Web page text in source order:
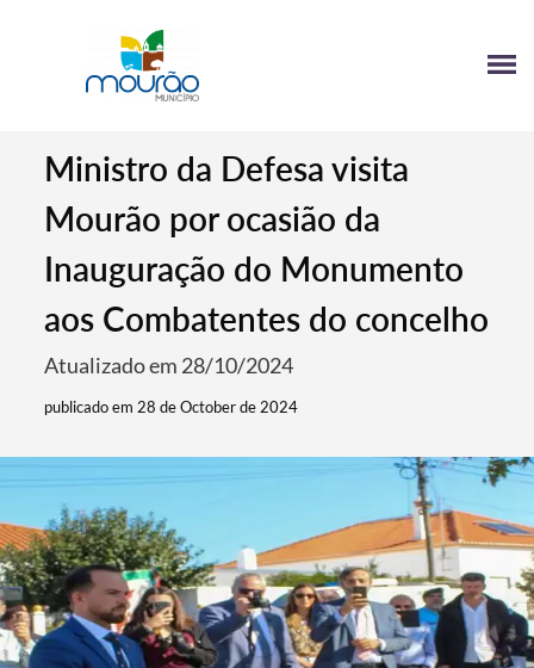
Ministro da Defesa visita
Mourão por ocasião da
Inauguração do Monumento
aos Combatentes do concelho
Atualizado em 28/10/2024
publicado em 28 de October de 2024